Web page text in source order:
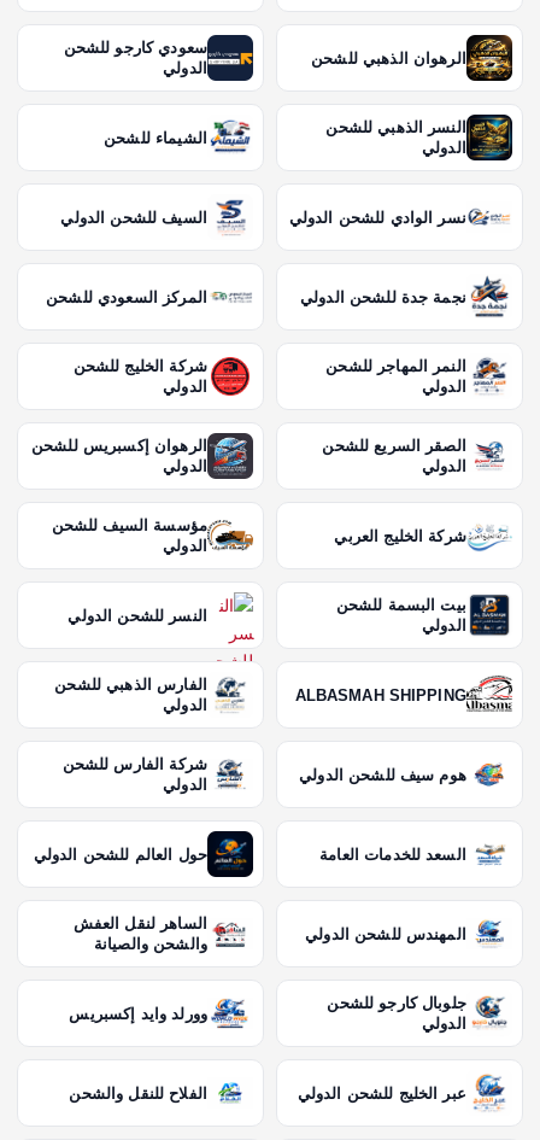
الرهوان الذهبي للشحن
سعودي كارجو للشحن
الدولي
النسر الذهبي للشحن
الدولي
الشيماء للشحن
نسر الوادي للشحن الدولي السيف للشحن الدولي
نجمة جدة للشحن الدولي المركز السعودي للشحن
النمر المهاجر للشحن
الدولي
شركة الخليج للشحن
الدولي
الصقر السريع للشحن
الدولي
الرهوان إكسبريس للشحن
الدولي
شركة الخليج العربي
مؤسسة السيف للشحن
الدولي
بيت البسمة للشحن
الدولي
النسر للشحن الدولي
ALBASMAH SHIPPING
الفارس الذهبي للشحن
الدولي
هوم سيف للشحن الدولي
شركة الفارس للشحن
الدولي
السعد للخدمات العامة حول العالم للشحن الدولي
المهندس للشحن الدولي
الساهر لنقل العفش
والشحن والصيانة
جلوبال كارجو للشحن
الدولي
وورلد وايد إكسبريس
عبر الخليج للشحن الدولي الفلاح للنقل والشحن